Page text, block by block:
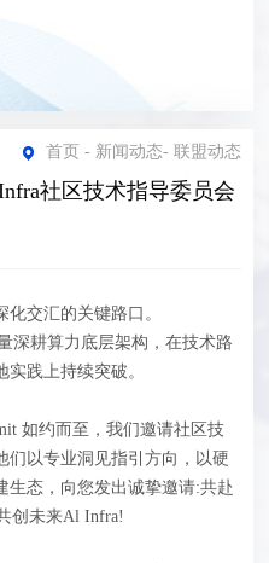
首页 - 新闻动态- 联盟动态
社区技术指导委员会
交汇的关键路口。
深耕算力底层架构，在技术路
践上持续突破。
如约而至，我们邀请社区技
们以专业洞见指引方向，以硬
生态，向您发出诚挚邀请:共赴
创未来Al Infra!